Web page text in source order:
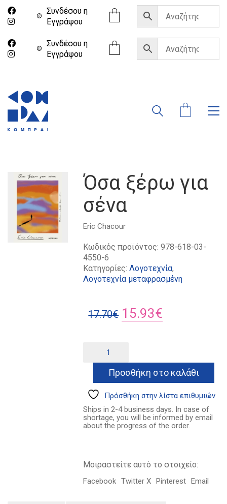
Συνδέσου η
Eγγράψου
Συνδέσου η
Eγγράψου
Όσα ξέρω για
σένα
Eric Chacour
Κωδικός προϊόντος:978-618-03-
4550-6
Κατηγορίες:Λογοτεχνία,
Λογοτεχνία μεταφρασμένη
17.70€ Original
17.70€.
15.93€
είναι:
15.93€.
ποσότητα
Προσθήκη στο καλάθι
Πρόσθήκη στην λίστα επιθυμιών
Ships in 2-4 business days. In case of
shortage, you will be informed by email
about the progress of the order.
Μοιραστείτε αυτό το στοιχείο:
Facebook Twitter X Pinterest Email